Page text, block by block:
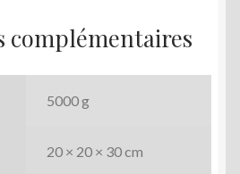
5000 g
20 × 20 × 30 cm